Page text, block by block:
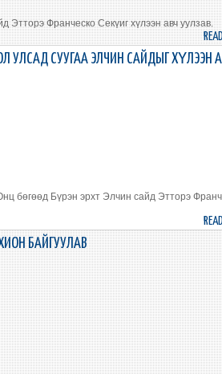
Франческо Секүиг хүлээн авч уулзав.
УЛСАД СУУГАА ЭЛЧИН САЙДЫГ ХҮЛЭЭН
бөгөөд Бүрэн эрхт Элчин сайд Этторэ
БАЙГУУЛАВ